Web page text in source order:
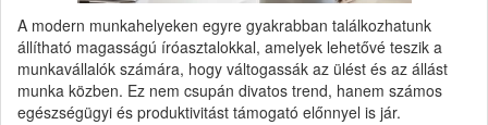
A modern munkahelyeken egyre gyakrabban találkozhatunk
állítható magasságú íróasztalokkal, amelyek lehetővé teszik a
munkavállalók számára, hogy váltogassák az ülést és az állást
munka közben. Ez nem csupán divatos trend, hanem számos
egészségügyi és produktivitást támogató előnnyel is jár.